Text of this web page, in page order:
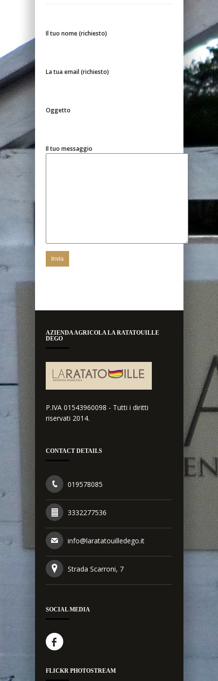
Il tuo nome (richiesto)
La tua email (richiesto)
Oggetto
Il tuo messaggio
AZIENDA AGRICOLA LA RATATOUILLE
DEGO
P.IVA 01543960098 - Tutti i diritti
riservati 2014.
CONTACT DETAILS
019578085
3332277536
info@laratatouilledego.it
Strada Scarroni, 7
SOCIAL MEDIA
FLICKR PHOTOSTREAM